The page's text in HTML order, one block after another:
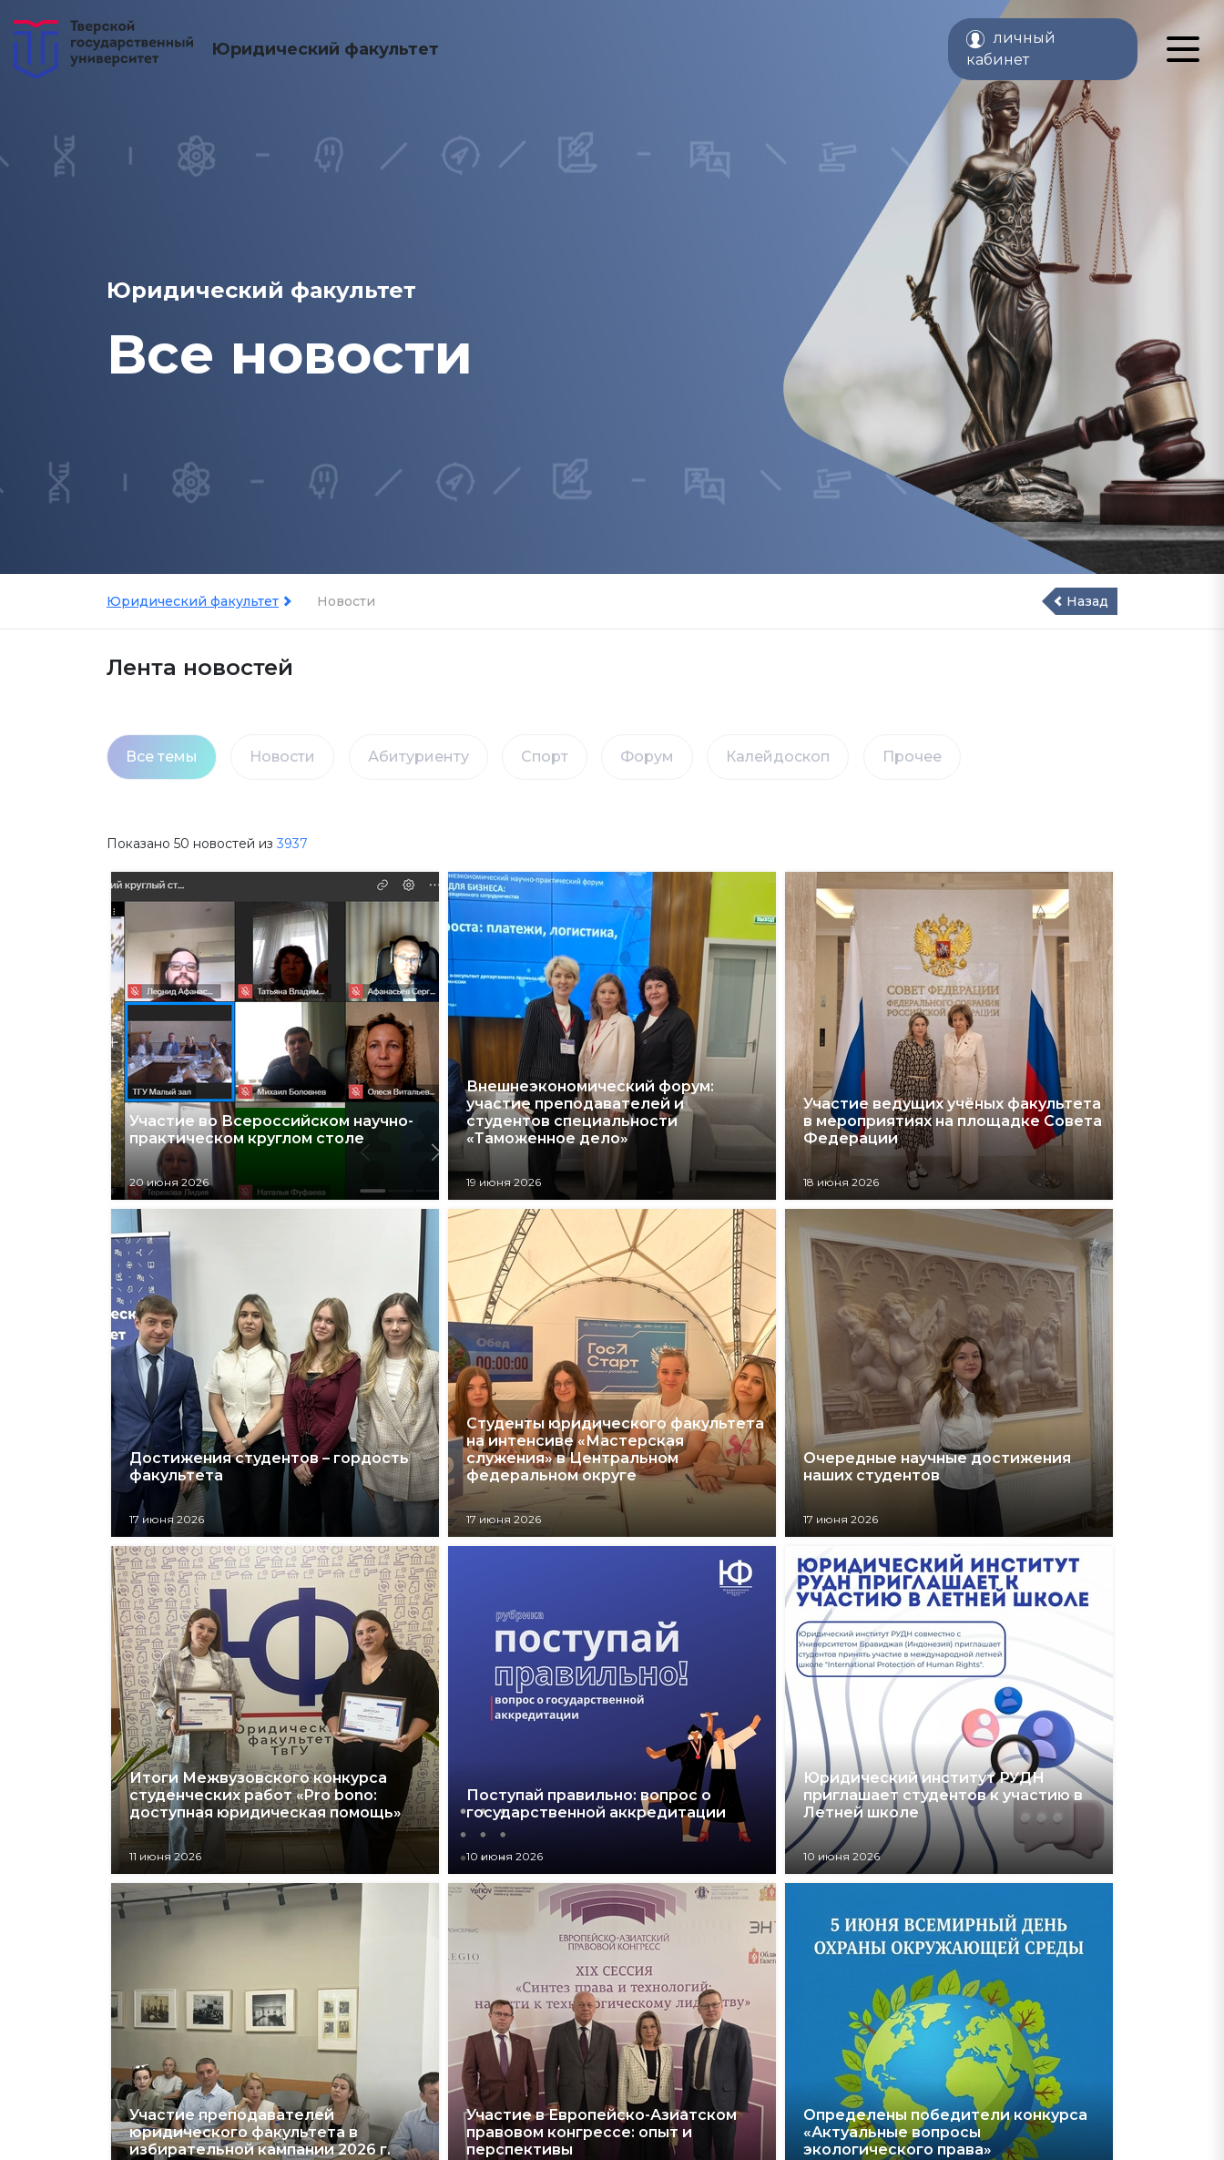
Юридический факультет
личный
кабинет
Юридический факультет
Все новости
Юридический факультет Новости Назад
Лента новостей
Все темы Новости Абитуриенту Спорт Форум Калейдоскоп Прочее
Показано 50 новостей из3937
Участие во Всероссийском научно-
практическом круглом столе
20 июня 2026
Внешнеэкономический форум:
участие преподавателей и
студентов специальности
«Таможенное дело»
19 июня 2026
Участие ведущих учёных факультета
в мероприятиях на площадке Совета
Федерации
18 июня 2026
Достижения студентов – гордость
факультета
17 июня 2026
Студенты юридического факультета
на интенсиве «Мастерская
служения» в Центральном
федеральном округе
17 июня 2026
Очередные научные достижения
наших студентов
17 июня 2026
Итоги Межвузовского конкурса
студенческих работ «Pro bono:
доступная юридическая помощь»
11 июня 2026
Поступай правильно: вопрос о
государственной аккредитации
10 июня 2026
Юридический институт РУДН
приглашает студентов к участию в
Летней школе
10 июня 2026
Участие преподавателей
юридического факультета в
избирательной кампании 2026 г.
Участие в Европейско-Азиатском
правовом конгрессе: опыт и
перспективы
Определены победители конкурса
«Актуальные вопросы
экологического права»